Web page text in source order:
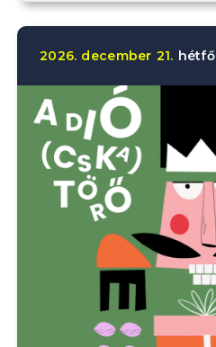
2026. december 21. hétfő